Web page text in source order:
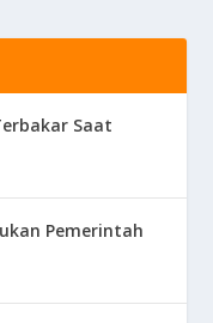
Saat
Pemerintah